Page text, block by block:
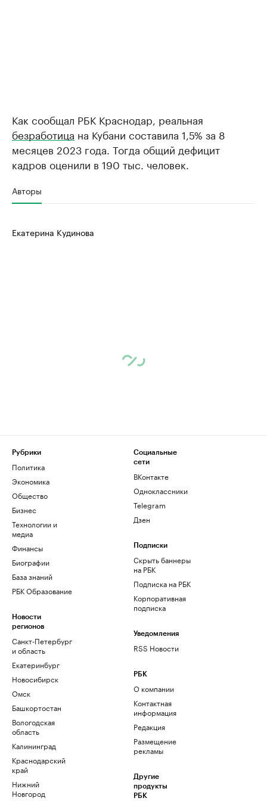
Как сообщал РБК Краснодар, реальная
безработица на Кубани составила 1,5% за 8
месяцев 2023 года. Тогда общий дефицит
кадров оценили в 190 тыс. человек.
Авторы
Екатерина Кудинова
Рубрики
Политика
Экономика
Общество
Бизнес
Технологии и
медиа
Финансы
Биографии
База знаний
РБК Образование
Новости
регионов
Санкт-Петербург
и область
Екатеринбург
Новосибирск
Омск
Башкортостан
Вологодская
область
Калининград
Краснодарский
край
Нижний
Новгород
Социальные
сети
ВКонтакте
Одноклассники
Telegram
Дзен
Подписки
Скрыть баннеры
на РБК
Подписка на РБК
Корпоративная
подписка
Уведомления
RSS Новости
РБК
О компании
Контактная
информация
Редакция
Размещение
рекламы
Другие
продукты
РБК